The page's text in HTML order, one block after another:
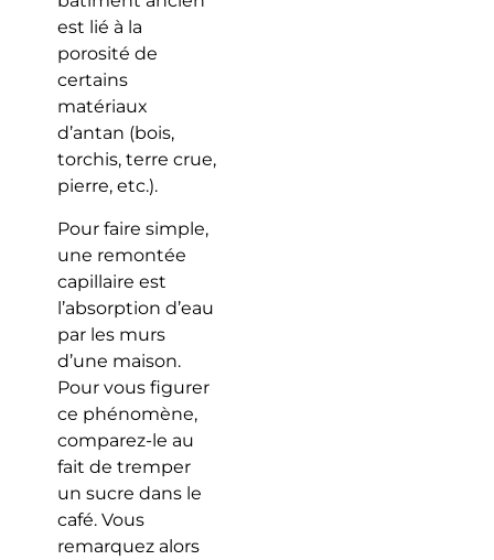
est lié à la
porosité de
certains
matériaux
d’antan (bois,
torchis, terre crue,
pierre, etc.).
Pour faire simple,
une remontée
capillaire est
l’absorption d’eau
par les murs
d’une maison.
Pour vous figurer
ce phénomène,
comparez-le au
fait de tremper
un sucre dans le
café. Vous
remarquez alors